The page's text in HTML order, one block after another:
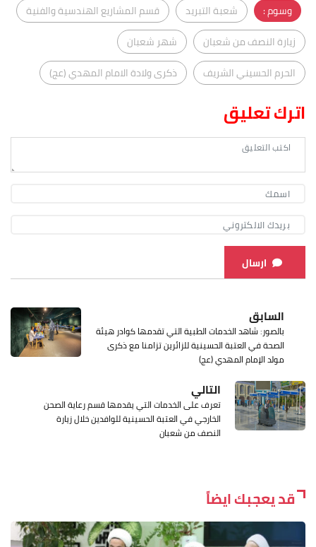
وسوم :
شعبة التبريد
قسم المشاريع الهندسية والفنية
زيارة النصف من شعبان
شهر شعبان
الحرم الحسيني الشريف
ذكرى ولادة الامام المهدي (عج)
اترك تعليق
ارسال
السابق
بالصور: شاهد الخدمات الطبية التي تقدمها كوادر هيئة
الصحة في العتبة الحسينية للزائرين تزامنا مع ذكرى
مولد الإمام المهدي (عج)
التالي
تعرف على الخدمات التي يقدمها قسم رعاية الصحن
الخارجي في العتبة الحسينية للوافدين خلال زيارة
النصف من شعبان
قد يعجبك ايضاً